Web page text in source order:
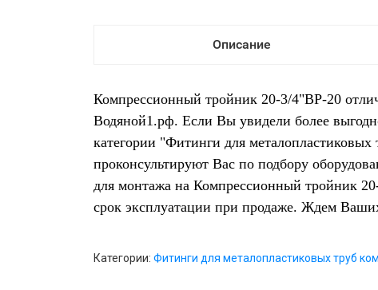
Описание
Компрессионный тройник 20-3/4"ВР-20
Водяной1.рф. Если Вы увидели более
категории "Фитинги для
проконсультируют Вас по подбору
для монтажа на Компрессионный тройник
срок эксплуатации при продаже. Ждем
Категории: Фитинги для металопластиковых труб